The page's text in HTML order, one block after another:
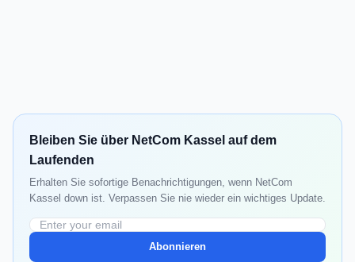
Bleiben Sie über NetCom Kassel auf dem
Laufenden
Erhalten Sie sofortige Benachrichtigungen, wenn NetCom
Kassel down ist. Verpassen Sie nie wieder ein wichtiges Update.
Abonnieren